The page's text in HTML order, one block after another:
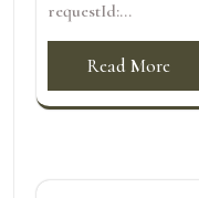
requestId:...
Read More